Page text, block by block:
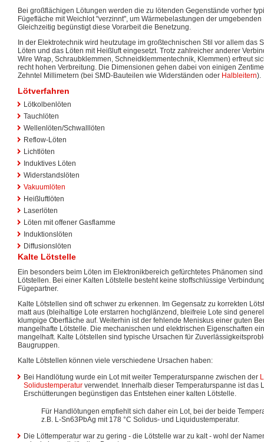
Bei großflächigen Lötungen werden die zu lötenden Gegenstände vorher
Fügefläche mit Weichlot "verzinnt", um Wärmebelastungen der
Gleichzeitig begünstigt diese Vorarbeit die Benetzung.
In der Elektrotechnik wird heutzutage im großtechnischen Stil vor allem das
Löten und das Löten mit Heißluft eingesetzt. Trotz zahlreicher anderer
Wire Wrap, Schraubklemmen, Schneidklemmentechnik, Klemmen) erfreut
recht hohen Verbreitung. Die Dimensionen gehen dabei von einigen
Zehntel Millimetern (bei SMD-Bauteilen wie Widerständen oder Halbleitern).
Lötverfahren
Lötkolbenlöten
Tauchlöten
Wellenlöten/Schwalllöten
Reflow-Löten
Lichtlöten
Induktives Löten
Widerstandslöten
Vakuumlöten
Heißluftlöten
Laserlöten
Löten mit offener Gasflamme
Induktionslöten
Diffusionslöten
Kalte Lötstelle
Ein besonders beim Löten im Elektronikbereich gefürchtetes Phänomen
Lötstellen. Bei einer Kalten Lötstelle besteht keine stoffschlüssige
Fügepartner.
Kalte Lötstellen sind oft schwer zu erkennen. Im Gegensatz zu korrekten
matt aus (bleihaltige Lote erstarren hochglänzend, bleifreie Lote sind
klumpige Oberfläche auf. Weiterhin ist der fehlende Meniskus einer guten
mangelhafte Lötstelle. Die mechanischen und elektrischen Eigenschaften
mangelhaft. Kalte Lötstellen sind typische Ursachen für
Baugruppen.
Kalte Lötstellen können viele verschiedene Ursachen haben:
Bei Handlötung wurde ein Lot mit weiter Temperaturspanne zwischen der
Solidustemperatur verwendet. Innerhalb dieser Temperaturspanne ist das
Erschütterungen begünstigen das Entstehen einer kalten Lötstelle.
Für Handlötungen empfiehlt sich daher ein Lot, bei der beide
z.B. L-Sn63PbAg mit 178 °C Solidus- und Liquidustemperatur.
Die Löttemperatur war zu gering - die Lötstelle war zu kalt - wohl der